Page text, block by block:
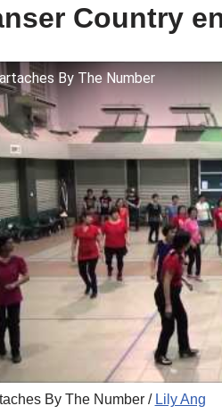
Country
By The Number
By The Number / Lily Ang